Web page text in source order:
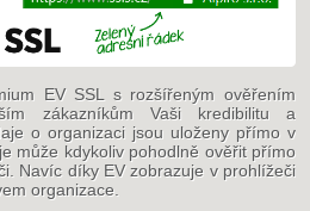
EV SSL s rozšířeným ověřením
zákazníkům Vaši kredibilitu a
o organizaci jsou uloženy přímo v
může kdykoliv pohodlně ověřit přímo
Navíc díky EV zobrazuje v prohlížeči
organizace.